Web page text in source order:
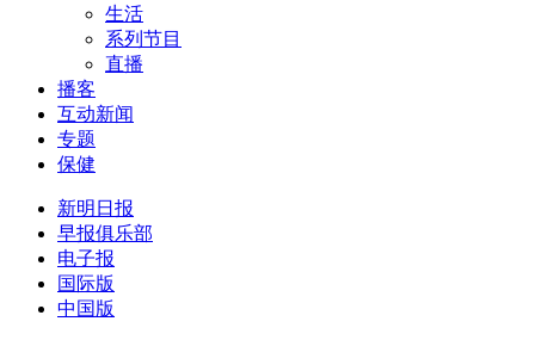
生活
系列节目
直播
播客
互动新闻
专题
保健
新明日报
早报俱乐部
电子报
国际版
中国版